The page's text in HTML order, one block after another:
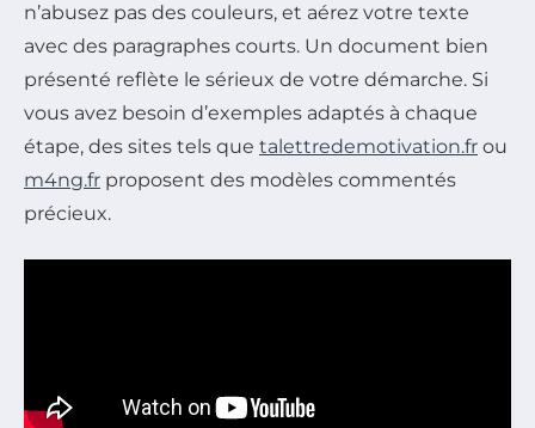
n’abusez pas des couleurs, et aérez votre texte
avec des paragraphes courts. Un document bien
présenté reflète le sérieux de votre démarche. Si
vous avez besoin d’exemples adaptés à chaque
étape, des sites tels que talettredemotivation.fr ou
m4ng.fr proposent des modèles commentés
précieux.